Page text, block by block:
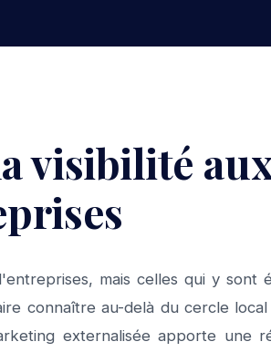
visibilité
mais celles qui y sont
connaître au-delà du cercle local
externalisée apporte une